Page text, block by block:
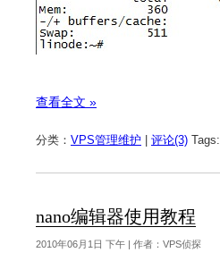
查看全文 »
分类： VPS管理维护 评论(3) Tags:
nano编辑器使用教程
2010年06月1日 下午 | 作者：VPS侦探